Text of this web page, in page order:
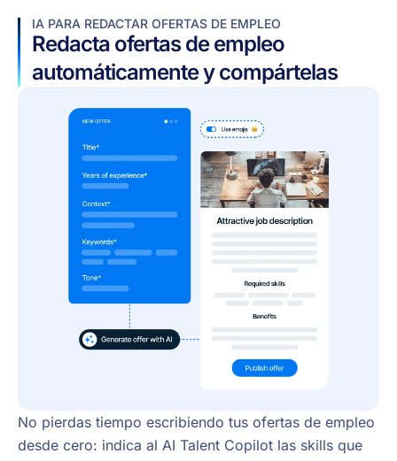
IA PARA REDACTAR OFERTAS DE EMPLEO
Redacta ofertas de empleo
automáticamente y compártelas
No pierdas tiempo escribiendo tus ofertas de empleo
desde cero: indica al AI Talent Copilot las skills que